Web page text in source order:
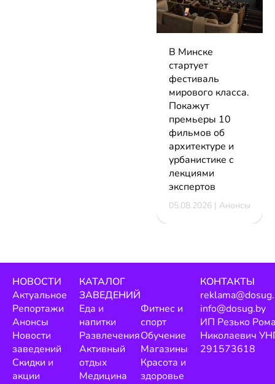
В Минске
стартует
фестиваль
мирового класса.
Покажут
премьеры 10
фильмов об
архитектуре и
урбанистике с
лекциями
экспертов
05.08.2026 | Анонсы
НОВОСТИ
Актуальное
Репортажи
Анонсы
Новости
заведений
Скидки и
акции
КАТАЛОГ
ЗАВЕДЕНИЙ
Еда и
напитки
Развлечения
Активный
отдых
Медицина
Фитнес и
спорт
Обучение
Магазины
Красота и
здоровье
КОНТАКТЫ
info@dosug.by
ИП Резько
Николаевич
291573618